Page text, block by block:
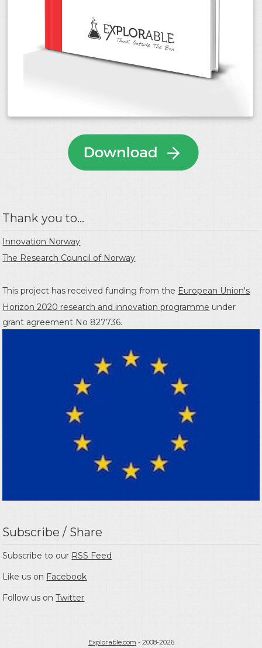
Thank you to...
Innovation Norway
The Research Council of Norway
This project has received funding from the European Union's
Horizon 2020 research and innovation programme under
grant agreement No 827736.
Subscribe / Share
Subscribe to our RSS Feed
Like us on Facebook
Follow us onTwitter
Explorable.com - 2008-2026